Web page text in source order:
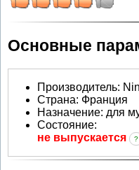
Основные
Производитель:
Страна: Франция
Назначение: для
Состояние:
не выпускается
?